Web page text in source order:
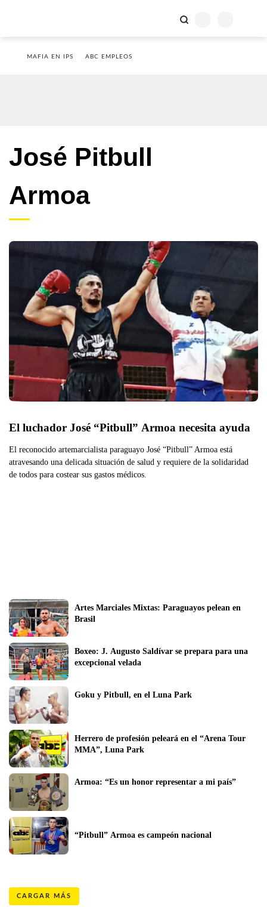
MAFIA EN IPS ABC EMPLEOS
José Pitbull
Armoa
El luchador José “Pitbull” Armoa necesita ayuda
El reconocido artemarcialista paraguayo José “Pitbull” Armoa está
atravesando una delicada situación de salud y requiere de la solidaridad
de todos para costear sus gastos médicos.
Artes Marciales Mixtas: Paraguayos pelean en
Brasil
Boxeo: J. Augusto Saldívar se prepara para una
excepcional velada
Goku y Pitbull, en el Luna Park
Herrero de profesión peleará en el “Arena Tour
MMA”, Luna Park
Armoa: “Es un honor representar a mi país”
“Pitbull” Armoa es campeón nacional
CARGAR MÁS